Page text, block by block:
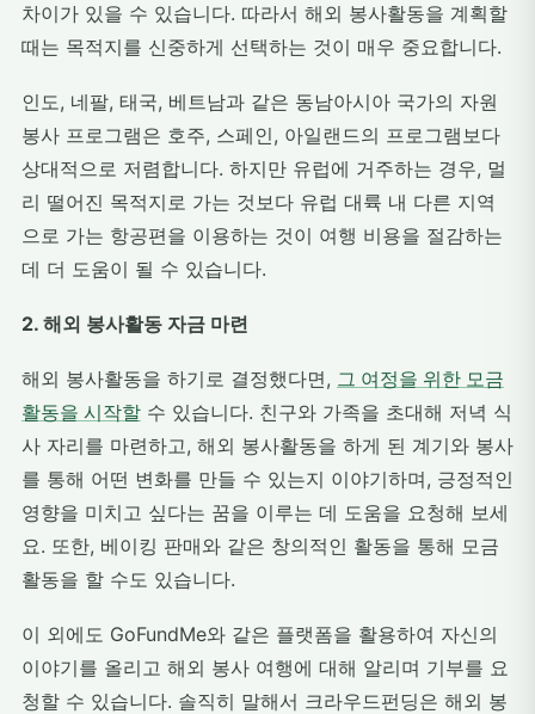
차이가 있을 수 있습니다. 따라서 해외 봉사활동을 계획할
때는 목적지를 신중하게 선택하는 것이 매우 중요합니다.
인도, 네팔, 태국, 베트남과 같은 동남아시아 국가의 자원
봉사 프로그램은 호주, 스페인, 아일랜드의 프로그램보다
상대적으로 저렴합니다. 하지만 유럽에 거주하는 경우, 멀
리 떨어진 목적지로 가는 것보다 유럽 대륙 내 다른 지역
으로 가는 항공편을 이용하는 것이 여행 비용을 절감하는
데 더 도움이 될 수 있습니다.
2. 해외 봉사활동 자금 마련
해외 봉사활동을 하기로 결정했다면, 그 여정을 위한 모금
활동을 시작할 수 있습니다. 친구와 가족을 초대해 저녁 식
사 자리를 마련하고, 해외 봉사활동을 하게 된 계기와 봉사
를 통해 어떤 변화를 만들 수 있는지 이야기하며, 긍정적인
영향을 미치고 싶다는 꿈을 이루는 데 도움을 요청해 보세
요. 또한, 베이킹 판매와 같은 창의적인 활동을 통해 모금
활동을 할 수도 있습니다.
이 외에도 GoFundMe와 같은 플랫폼을 활용하여 자신의
이야기를 올리고 해외 봉사 여행에 대해 알리며 기부를 요
청할 수 있습니다. 솔직히 말해서 크라우드펀딩은 해외 봉